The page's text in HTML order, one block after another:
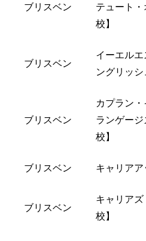
ブリスベン
テュート
校】
ブリスベン
イーエル
ングリッシ
ブリスベン
カプラン・
ランゲー
校】
ブリスベン キャリアア
ブリスベン
キャリア
校】